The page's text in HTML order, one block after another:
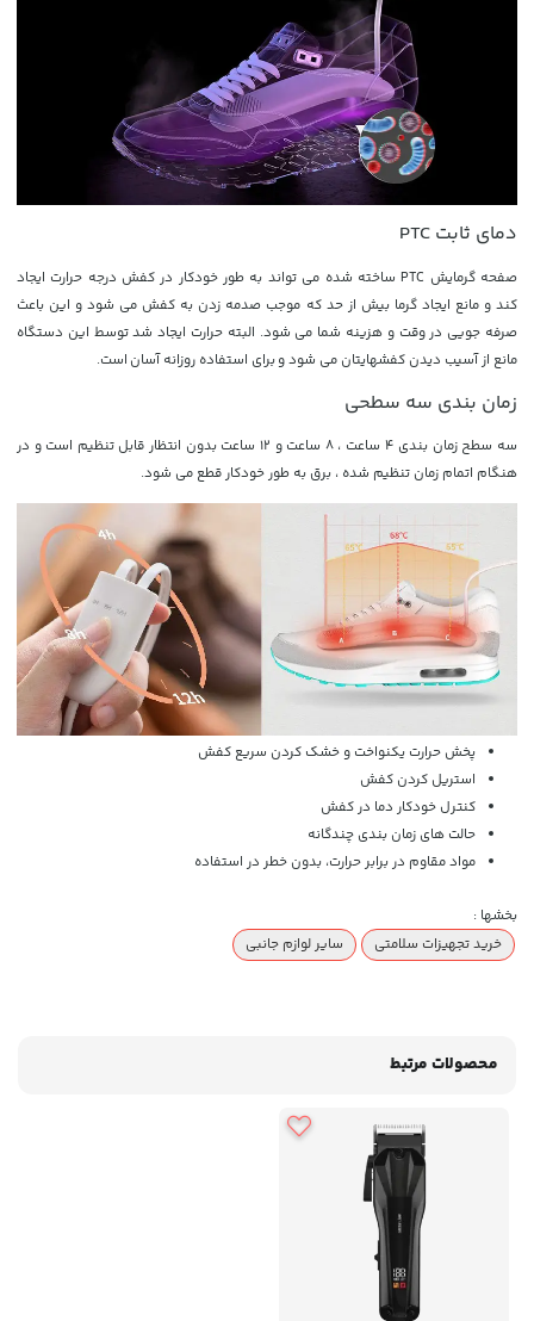
دمای ثابت PTC
صفحه گرمایش PTC ساخته شده می تواند به طور خودکار در کفش درجه حرارت ایجاد
کند و مانع ایجاد گرما بیش از حد که موجب صدمه زدن به کفش می شود و این باعث
صرفه جویی در وقت و هزینه شما می شود. البته حرارت ایجاد شد توسط این دستگاه
مانع از آسیب دیدن کفشهایتان می شود و برای استفاده روزانه آسان است.
زمان بندی سه سطحی
سه سطح زمان بندی 4 ساعت ، 8 ساعت و 12 ساعت بدون انتظار قابل تنظیم است و در
هنگام اتمام زمان تنظیم شده ، برق به طور خودکار قطع می شود.
پخش حرارت یکنواخت و خشک کردن سریع کفش
استریل کردن کفش
کنترل خودکار دما در کفش
حالت های زمان بندی چندگانه
مواد مقاوم در برابر حرارت، بدون خطر در استفاده
بخشها :
خرید تجهیزات سلامتی
سایر لوازم جانبی
محصولات مرتبط